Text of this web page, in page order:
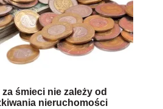
śmieci nie zależy od
nieruchomości